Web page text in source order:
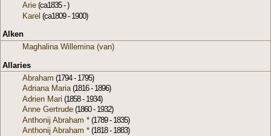
Arie (ca1835 - )
Karel (ca1809 - 1900)
Alken
Maghalina Willemina (van)
Allaries
Abraham (1794 - 1795)
Adriana Maria(1816 - 1896)
Adrien Mari (1858 - 1934)
Anne Gertrude (1860 - 1932)
Anthonij Abraham * (1789 - 1835)
Anthonij Abraham * (1818 - 1883)